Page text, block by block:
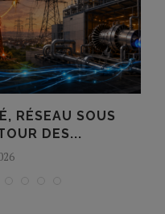
RÉSEAU SOUS
DES...